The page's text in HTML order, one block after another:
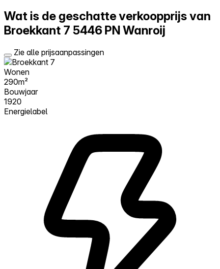
Wat is de geschatte verkoopprijs van
Broekkant 7 5446 PN Wanroij
Zie alle prijsaanpassingen
Wonen
290m²
Bouwjaar
1920
Energielabel